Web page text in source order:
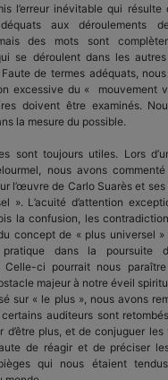
l’erreur inévitable qui résulte
aux déroulements
des mots sont
se déroulent dans les autres
de termes adéquats,
excessive du « mouvement
doivent être examinés.
la mesure du possible.
sont toujours utiles. Lors
nous avons
l’œuvre de Carlo Suarès et
». L’acuité d’attention
la confusion, les
concept de « plus universel
pratique dans la poursuite
Celle-ci pourrait nous
majeur à notre éveil
sur « le plus », nous avons
auditeurs sont
d’être plus, et de conjuguer
de réagir et de préciser
qui nous étaient